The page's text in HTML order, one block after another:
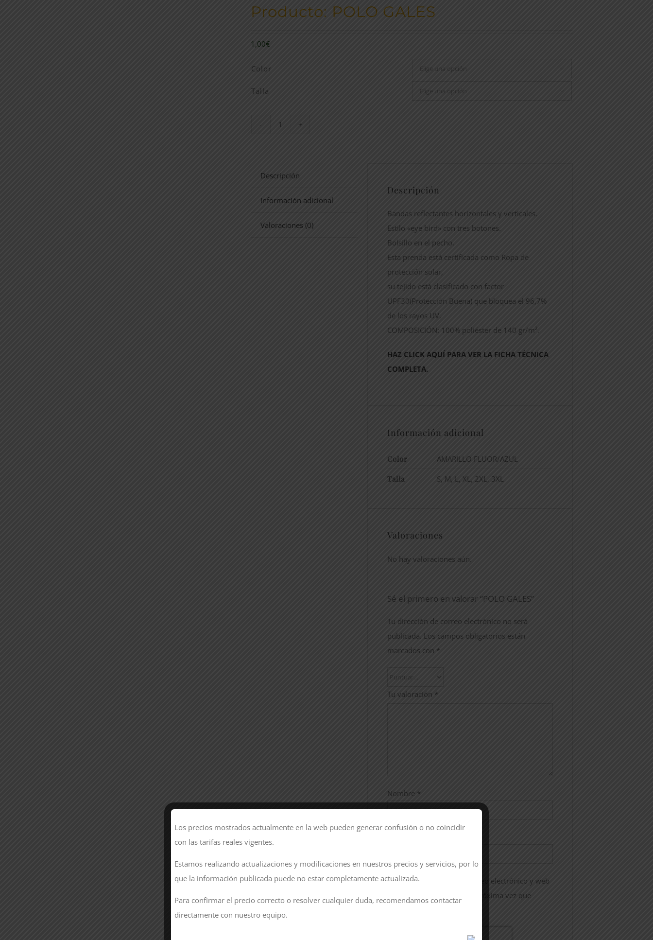
Producto: POLO GALES
1,00€
Color
Talla
Descripción
Información adicional
Valoraciones (0)
Descripción
Bandas reflectantes horizontales y verticales.
Estilo «eye bird» con tres botones.
Bolsillo en el pecho.
Esta prenda está certificada como Ropa de
protección solar,
su tejido está clasificado con factor
UPF30(Protección Buena) que bloquea el 96,7%
de los rayos UV.
COMPOSICIÓN: 100% poliéster de 140 gr/m².
HAZ CLICK AQUÍ PARA VER LA FICHA TÉCNICA
COMPLETA.
Información adicional
Color AMARILLO FLUOR/AZUL
Talla S, M, L, XL, 2XL, 3XL
Valoraciones
No hay valoraciones aún.
Sé el primero en valorar “POLO GALES”
Tu dirección de correo electrónico no será
publicada.
Los campos obligatorios están
marcados con *
Tu valoración *
Nombre *
Guarda mi nombre, correo electrónico y web
en este navegador para la próxima vez que
Los precios mostrados actualmente en la web pueden generar confusión o no coincidir
con las tarifas reales vigentes.
Estamos realizando actualizaciones y modificaciones en nuestros precios y servicios, por lo
que la información publicada puede no estar completamente actualizada.
Para confirmar el precio correcto o resolver cualquier duda, recomendamos contactar
directamente con nuestro equipo.